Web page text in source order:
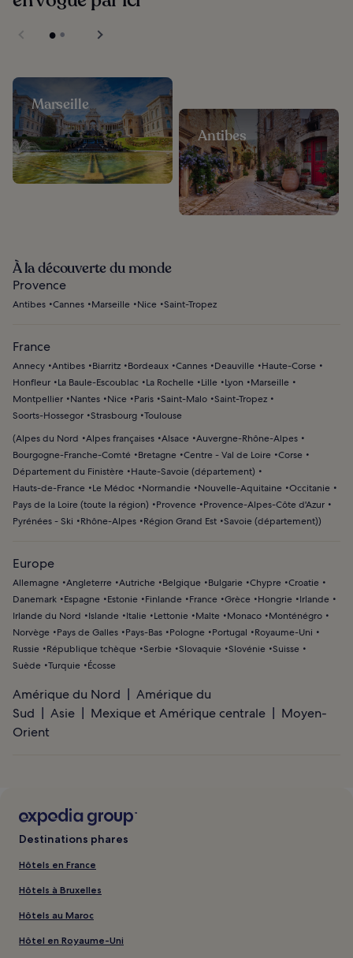
Marseille
Antibes
À la découverte du monde
Provence
Antibes Cannes Marseille Nice Saint-Tropez
France
Annecy Antibes Biarritz Bordeaux Cannes Deauville
Haute-Corse
Honfleur
La Baule-Escoublac La Rochelle Lille Lyon
Marseille
Montpellier
Nantes Nice Paris Saint-Malo Saint-Tropez
Soorts-Hossegor Strasbourg Toulouse
(Alpes du Nord Alpes françaises Alsace Auvergne-Rhône-Alpes
Bourgogne-Franche-Comté
Bretagne Centre - Val de Loire Corse
Département du Finistère
Haute-Savoie (département)
Hauts-de-France
Le Médoc Normandie Nouvelle-Aquitaine Occitanie
Pays de la Loire (toute la région)
Provence
Provence-Alpes-Côte d'Azur
Pyrénées - Ski
Rhône-Alpes Région Grand Est Savoie (département))
Europe
Allemagne Angleterre Autriche Belgique Bulgarie Chypre Croatie
Danemark
Espagne Estonie Finlande France Grèce Hongrie
Irlande
Irlande du Nord
Islande Italie Lettonie Malte Monaco
Monténégro
Norvège
Pays de Galles Pays-Bas Pologne Portugal
Royaume-Uni
Russie
République tchèque Serbie Slovaquie Slovénie Suisse
Suède Turquie Écosse
Amérique du Nord
Amérique du
Sud
Asie Mexique et Amérique centrale
Moyen-
Orient
Destinations phares
Hôtels en France
Hôtels à Bruxelles
Hôtels au Maroc
Hôtel en Royaume-Uni